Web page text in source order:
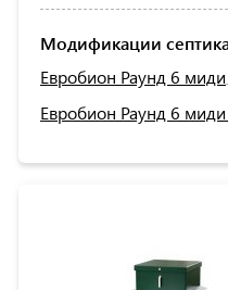
Модификации
Евробион Раунд 6 миди
Евробион Раунд 6